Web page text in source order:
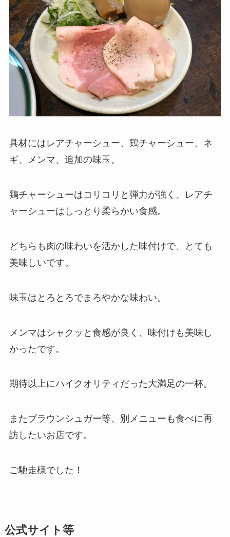
具材にはレアチャーシュー、鶏チャーシュー、ネ
ギ、メンマ、追加の味玉。
鶏チャーシューはコリコリと弾力が強く、レアチ
ャーシューはしっとり柔らかい食感。
どちらも肉の味わいを活かした味付けで、とても
美味しいです。
味玉はとろとろでまろやかな味わい。
メンマはシャクッと食感が良く、味付けも美味し
かったです。
期待以上にハイクオリティだった大満足の一杯。
またブラウンシュガー等、別メニューも食べに再
訪したいお店です。
ご馳走様でした！
公式サイト等